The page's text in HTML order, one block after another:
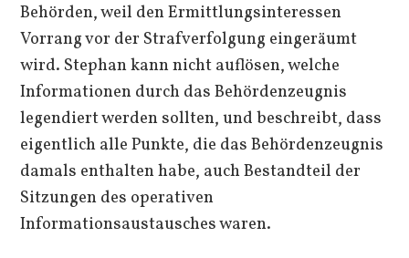
Behörden, weil den Ermittlungsinteressen
Vorrang vor der Strafverfolgung eingeräumt
wird. Stephan kann nicht auflösen, welche
Informationen durch das Behördenzeugnis
legendiert werden sollten, und beschreibt, dass
eigentlich alle Punkte, die das Behördenzeugnis
damals enthalten habe, auch Bestandteil der
Sitzungen des operativen
Informationsaustausches waren.